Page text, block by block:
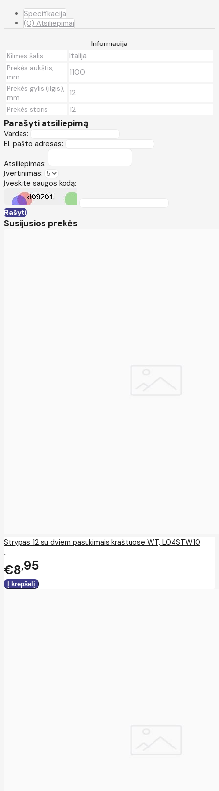
Specifikacija
(0) Atsiliepimai
Informacija
Kilmės šalis
Italija
Prekės aukštis,
mm
1100
Prekės gylis (ilgis),
mm
12
Prekės storis 12
Parašyti atsiliepimą
Vardas:
El. pašto adresas:
Atsiliepimas:
Įvertinimas:
Įveskite saugos kodą:
Rašyti
Susijusios prekės
Strypas 12 su dviem pasukimais kraštuose WT, L04STW10
..
€8 95